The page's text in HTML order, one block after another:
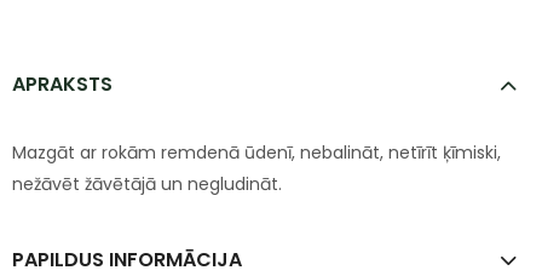
APRAKSTS
Mazgāt ar rokām remdenā ūdenī, nebalināt, netīrīt ķīmiski,
nežāvēt žāvētājā un negludināt.
PAPILDUS INFORMĀCIJA